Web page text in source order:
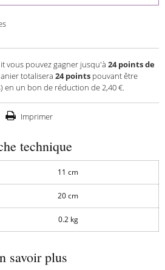
vous pouvez gagner jusqu'à 24points de
totalisera 24pointspouvant être
en un bon de réduction de 2,40 €.
Imprimer
technique
11 cm
20 cm
0.2 kg
savoir plus